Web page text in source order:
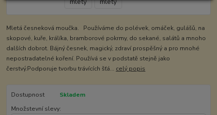
Mletá česneková moučka. Používáme do polévek, omáček, gulášů, na
skopové, kuře, králíka, bramborové pokrmy, do sekané, salátů a mnoho
dalších dobrot. Bájný česnek, magický, zdraví prospěšný a pro mnohé
nepostradatelné koření. Používá se v podstatě stejně jako
čerstvý.Podporuje tvorbu trávících šťá... celý popis
Dostupnost
Skladem
Množstevní slevy: